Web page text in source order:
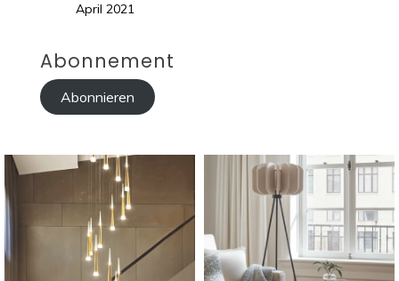
April 2021
Abonnement
Abonnieren